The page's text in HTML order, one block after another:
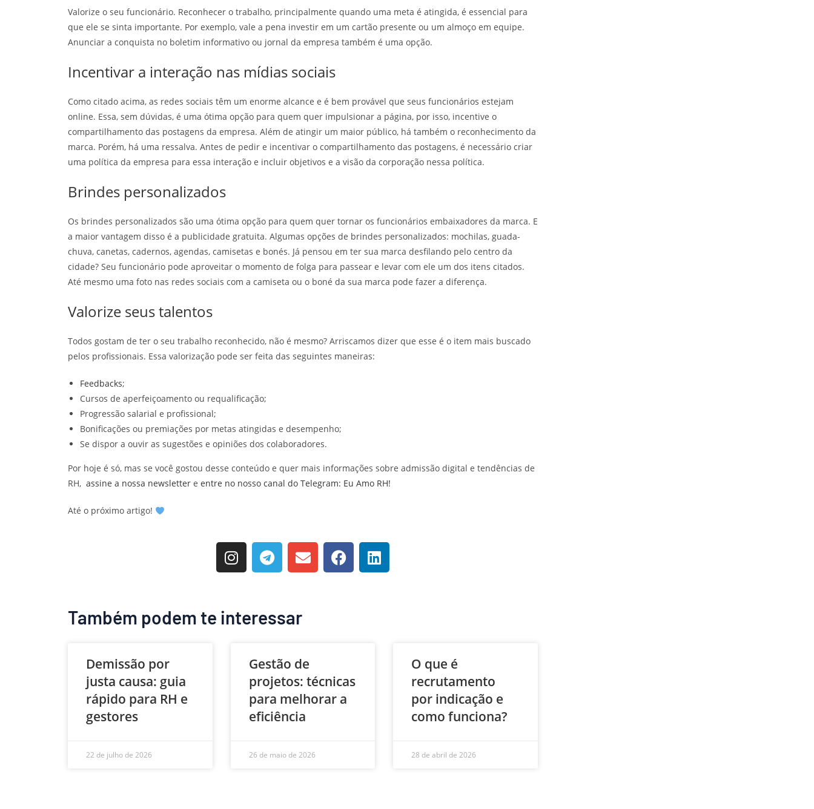
Valorize o seu funcionário. Reconhecer o trabalho, principalmente quando uma meta é atingida, é essencial para
que ele se sinta importante. Por exemplo, vale a pena investir em um cartão presente ou um almoço em equipe.
Anunciar a conquista no boletim informativo ou jornal da empresa também é uma opção.
Incentivar a interação nas mídias sociais
Como citado acima, as redes sociais têm um enorme alcance e é bem provável que seus funcionários estejam
online. Essa, sem dúvidas, é uma ótima opção para quem quer impulsionar a página, por isso, incentive o
compartilhamento das postagens da empresa. Além de atingir um maior público, há também o reconhecimento da
marca. Porém, há uma ressalva. Antes de pedir e incentivar o compartilhamento das postagens, é necessário criar
uma política da empresa para essa interação e incluir objetivos e a visão da corporação nessa política.
Brindes personalizados
Os brindes personalizados são uma ótima opção para quem quer tornar os funcionários embaixadores da marca. E
a maior vantagem disso é a publicidade gratuita. Algumas opções de brindes personalizados: mochilas, guada-
chuva, canetas, cadernos, agendas, camisetas e bonés. Já pensou em ter sua marca desfilando pelo centro da
cidade? Seu funcionário pode aproveitar o momento de folga para passear e levar com ele um dos itens citados.
Até mesmo uma foto nas redes sociais com a camiseta ou o boné da sua marca pode fazer a diferença.
Valorize seus talentos
Todos gostam de ter o seu trabalho reconhecido, não é mesmo? Arriscamos dizer que esse é o item mais buscado
pelos profissionais. Essa valorização pode ser feita das seguintes maneiras:
Feedbacks;
Cursos de aperfeiçoamento ou requalificação;
Progressão salarial e profissional;
Bonificações ou premiações por metas atingidas e desempenho;
Se dispor a ouvir as sugestões e opiniões dos colaboradores.
Por hoje é só, mas se você gostou desse conteúdo e quer mais informações sobre admissão digital e tendências de
RH, assine a nossa newsletter e entre no nosso canal do Telegram: Eu Amo RH!
Até o próximo artigo!
Também podem te interessar
Demissão por
justa causa: guia
rápido para RH e
gestores
22 de julho de 2026
Gestão de
projetos: técnicas
para melhorar a
eficiência
26 de maio de 2026
O que é
recrutamento
por indicação e
como funciona?
28 de abril de 2026